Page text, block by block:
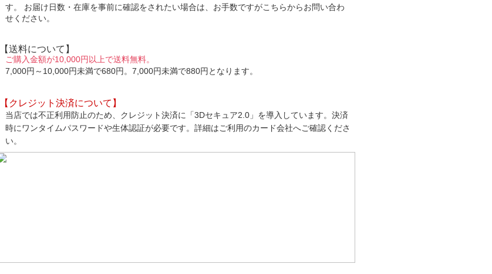
す。 お届け日数・在庫を事前に確認をされたい場合は、お手数ですがこちらからお問い合わ
せください。
【送料について】
ご購入金額が10,000円以上で送料無料。
7,000円～10,000円未満で680円。7,000円未満で880円となります。
【クレジット決済について】
当店では不正利用防止のため、クレジット決済に「3Dセキュア2.0」を導入しています。決済
時にワンタイムパスワードや生体認証が必要です。詳細はご利用のカード会社へご確認くださ
い。